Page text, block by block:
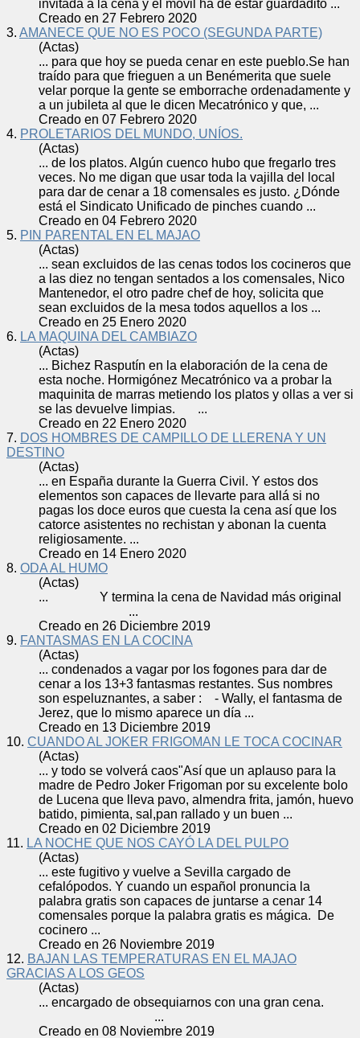
invitada a la cena y el móvil ha de estar guardadito ...
Creado en 27 Febrero 2020
3. AMANECE QUE NO ES POCO (SEGUNDA PARTE)
(Actas)
... para que hoy se pueda cenar en este pueblo.Se han
traído para que frieguen a un Benémerita que suele
velar porque la gente se emborrache ordenadamente y
a un jubileta al que le dicen Mecatrónico y que, ...
Creado en 07 Febrero 2020
4. PROLETARIOS DEL MUNDO, UNÍOS.
(Actas)
... de los platos. Algún cuenco hubo que fregarlo tres
veces. No me digan que usar toda la vajilla del local
para dar de cenar a 18 comensales es justo. ¿Dónde
está el Sindicato Unificado de pinches cuando ...
Creado en 04 Febrero 2020
5. PIN PARENTAL EN EL MAJAO
(Actas)
... sean excluidos de las cenas todos los cocineros que
a las diez no tengan sentados a los comensales, Nico
Mantenedor, el otro padre chef de hoy, solicita que
sean excluidos de la mesa todos aquellos a los ...
Creado en 25 Enero 2020
6. LA MAQUINA DEL CAMBIAZO
(Actas)
... Bichez Rasputín en la elaboración de la cena de
esta noche. Hormigónez Mecatrónico va a probar la
maquinita de marras metiendo los platos y ollas a ver si
se las devuelve limpias. ...
Creado en 22 Enero 2020
7. DOS HOMBRES DE CAMPILLO DE LLERENA Y UN
DESTINO
(Actas)
... en España durante la Guerra Civil. Y estos dos
elementos son capaces de llevarte para allá si no
pagas los doce euros que cuesta la cena así que los
catorce asistentes no rechistan y abonan la cuenta
religiosamente. ...
Creado en 14 Enero 2020
8. ODA AL HUMO
(Actas)
... Y termina la cena de Navidad más original
...
Creado en 26 Diciembre 2019
9. FANTASMAS EN LA COCINA
(Actas)
... condenados a vagar por los fogones para dar de
cenar a los 13+3 fantasmas restantes. Sus nombres
son espeluznantes, a saber : - Wally, el fantasma de
Jerez, que lo mismo aparece un día ...
Creado en 13 Diciembre 2019
10. CUANDO AL JOKER FRIGOMAN LE TOCA COCINAR
(Actas)
... y todo se volverá caos"Así que un aplauso para la
madre de Pedro Joker Frigoman por su excelente bolo
de Lucena que lleva pavo, almendra frita, jamón, huevo
batido, pimienta, sal,pan rallado y un buen ...
Creado en 02 Diciembre 2019
11. LA NOCHE QUE NOS CAYÓ LA DEL PULPO
(Actas)
... este fugitivo y vuelve a Sevilla cargado de
cefalópodos. Y cuando un español pronuncia la
palabra gratis son capaces de juntarse a cenar 14
comensales porque la palabra gratis es mágica. De
cocinero ...
Creado en 26 Noviembre 2019
12. BAJAN LAS TEMPERATURAS EN EL MAJAO
GRACIAS A LOS GEOS
(Actas)
... encargado de obsequiarnos con una gran cena.
...
Creado en 08 Noviembre 2019